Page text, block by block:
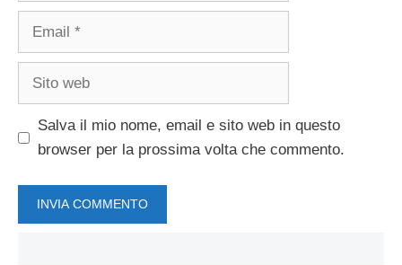
Email
Sito
Salva il mio nome, email e sito web in questo
browser per la prossima volta che commento.